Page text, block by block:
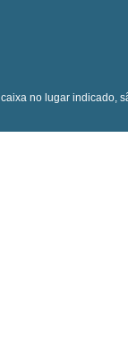
no lugar indicado,